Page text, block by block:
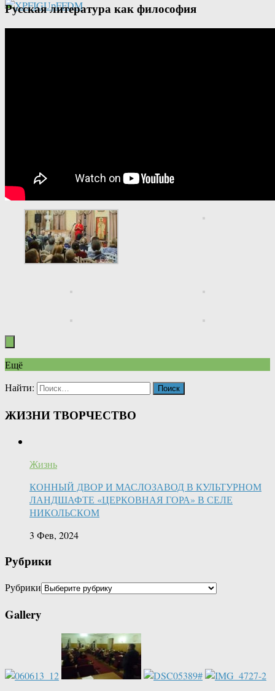
Русская литература как философия
Ещё
Найти:
ЖИЗНИ ТВОРЧЕСТВО
Жизнь
КОННЫЙ ДВОР И МАСЛОЗАВОД В КУЛЬТУРНОМ
ЛАНДШАФТЕ «ЦЕРКОВНАЯ ГОРА» В СЕЛЕ
НИКОЛЬСКОМ
3 Фев, 2024
Рубрики
Рубрики
Gallery